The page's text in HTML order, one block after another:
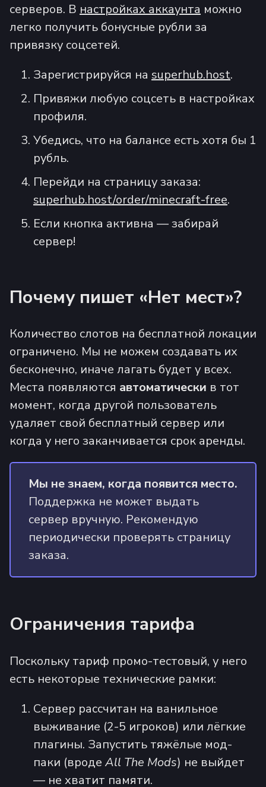
серверов. В настройках аккаунта можно
легко получить бонусные рубли за
привязку соцсетей.
Зарегистрируйся на superhub.host.
Привяжи любую соцсеть в настройках
профиля.
Убедись, что на балансе есть хотя бы 1
рубль.
Перейди на страницу заказа:
superhub.host/order/minecraft-free.
Если кнопка активна — забирай
сервер!
Почему пишет «Нет мест»?
Количество слотов на бесплатной локации
ограничено. Мы не можем создавать их
бесконечно, иначе лагать будет у всех.
Места появляются автоматически в тот
момент, когда другой пользователь
удаляет свой бесплатный сервер или
когда у него заканчивается срок аренды.
Мы не знаем, когда появится место.
Поддержка не может выдать
сервер вручную. Рекомендую
периодически проверять страницу
заказа.
Ограничения тарифа
Поскольку тариф промо-тестовый, у него
есть некоторые технические рамки:
Сервер рассчитан на ванильное
выживание (2-5 игроков) или лёгкие
плагины. Запустить тяжёлые мод-
паки (вроде All The Mods) не выйдет
— не хватит памяти.